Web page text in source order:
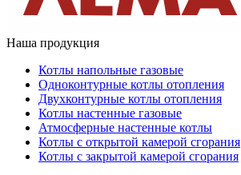
Наша продукция
Котлы напольные газовые
Одноконтурные котлы отопления
Двухконтурные котлы отопления
Котлы настенные газовые
Атмосферные настенные котлы
Котлы с открытой камерой сгорания
Котлы с закрытой камерой сгорания